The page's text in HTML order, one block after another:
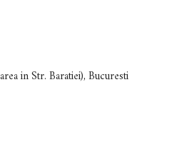
in Str. Baratiei), Bucuresti